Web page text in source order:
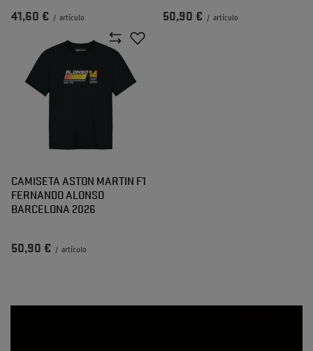
41,60 € / artículo 50,90 € / artículo
CAMISETA ASTON MARTIN F1
FERNANDO ALONSO
BARCELONA 2026
50,90 € / artículo